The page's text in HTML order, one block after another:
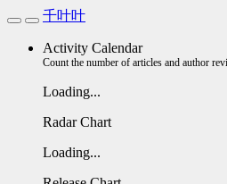
千叶叶
Activity Calendar
Count the number of articles and author
Loading...
Radar Chart
Loading...